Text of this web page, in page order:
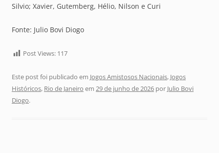
Silvio; Xavier, Gutemberg, Hélio, Nilson e Curi
Fonte: Julio Bovi Diogo
Post Views: 117
Este post foi publicado em Jogos Amistosos Nacionais, Jogos
Históricos, Rio de Janeiro em 29 de junho de 2026 por Julio Bovi
Diogo.